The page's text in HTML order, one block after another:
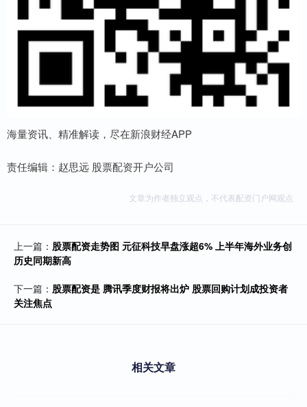
海量资讯、精准解读，尽在新浪财经APP
责任编辑：赵思远 股票配资开户公司
文章为作者独立观点，不代表配资门户网观点
上一篇： 股票配资走势图 元征科技早盘涨超6% 上半年海外业务创
历史同期新高
下一篇： 股票配资是 腾讯季度财报将出炉 股票回购计划成投资者
关注焦点
相关文章